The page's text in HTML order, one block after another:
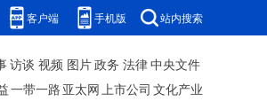
客户端 手机版 站内搜索
访谈 视频 图片政务 法律中央文件
一带一路 亚太网上市公司 文化产业